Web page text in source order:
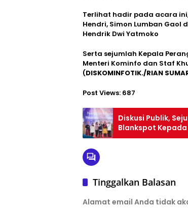
Terlihat hadir pada acara ini,
Hendri, Simon Lumban Gaol
Hendrik Dwi Yatmoko
Serta sejumlah Kepala
Menteri Kominfo dan Staf
(DISKOMINFOTIK./RIAN
Post Views: 687
Diskusi Publik,
Blankspot
Tinggalkan Balasan
Alamat email Anda tidak